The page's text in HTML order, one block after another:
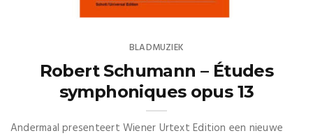
BLADMUZIEK
Robert Schumann – Études
symphoniques opus 13
Andermaal presenteert Wiener Urtext Edition een nieuwe